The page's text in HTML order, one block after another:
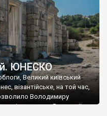
ЮНЕСКО
Великий київський
візантійське, на той час,
Володимиру
імператору Василю ІІ, та